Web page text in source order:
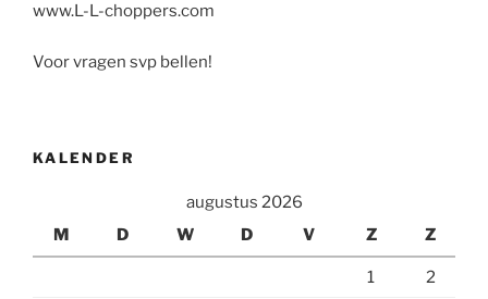
www.L-L-choppers.com
Voor vragen svp bellen!
KALENDER
augustus 2026
M
D W D V Z Z
1 2